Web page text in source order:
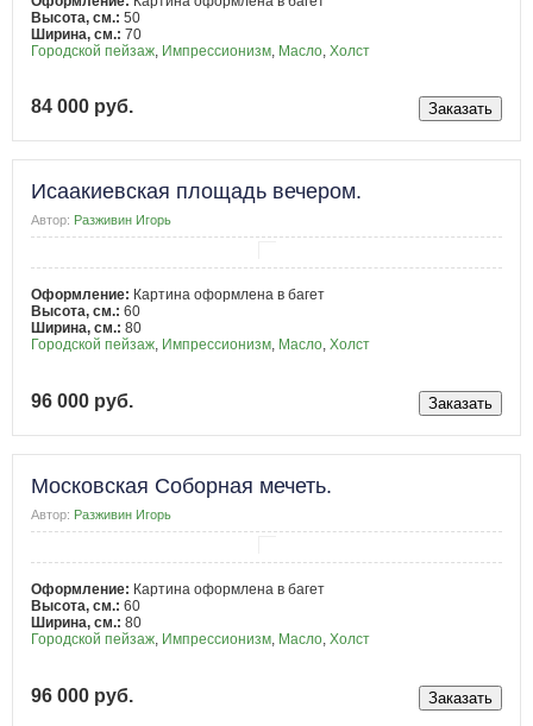
Высота, см.: 50
Ширина, см.: 70
Городской пейзаж Импрессионизм Масло Холст
84 000 руб.
Исаакиевская площадь вечером.
Автор: Разживин Игорь
Оформление: Картина оформлена в багет
Высота, см.: 60
Ширина, см.: 80
Городской пейзаж, Импрессионизм, Масло, Холст
96 000 руб.
Московская Соборная мечеть.
Автор: Разживин Игорь
Оформление: Картина оформлена в багет
Высота, см.: 60
Ширина, см.: 80
Городской пейзаж, Импрессионизм, Масло, Холст
96 000 руб.